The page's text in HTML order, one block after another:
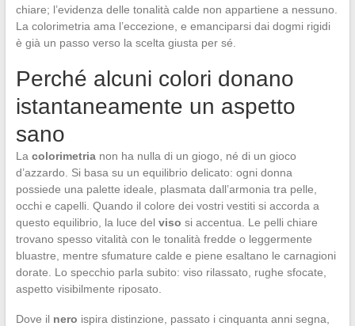
chiare; l’evidenza delle tonalità calde non appartiene a nessuno.
La colorimetria ama l’eccezione, e emanciparsi dai dogmi rigidi
è già un passo verso la scelta giusta per sé.
Perché alcuni colori donano
istantaneamente un aspetto
sano
La colorimetrianon ha nulla di un giogo, né di un gioco
d’azzardo. Si basa su un equilibrio delicato: ogni donna
possiede una palette ideale, plasmata dall’armonia tra pelle,
occhi e capelli. Quando il colore dei vostri vestiti si accorda a
questo equilibrio, la luce del viso si accentua. Le pelli chiare
trovano spesso vitalità con le tonalità fredde o leggermente
bluastre, mentre sfumature calde e piene esaltano le carnagioni
dorate. Lo specchio parla subito: viso rilassato, rughe sfocate,
aspetto visibilmente riposato.
Dove il nero ispira distinzione, passato i cinquanta anni segna,